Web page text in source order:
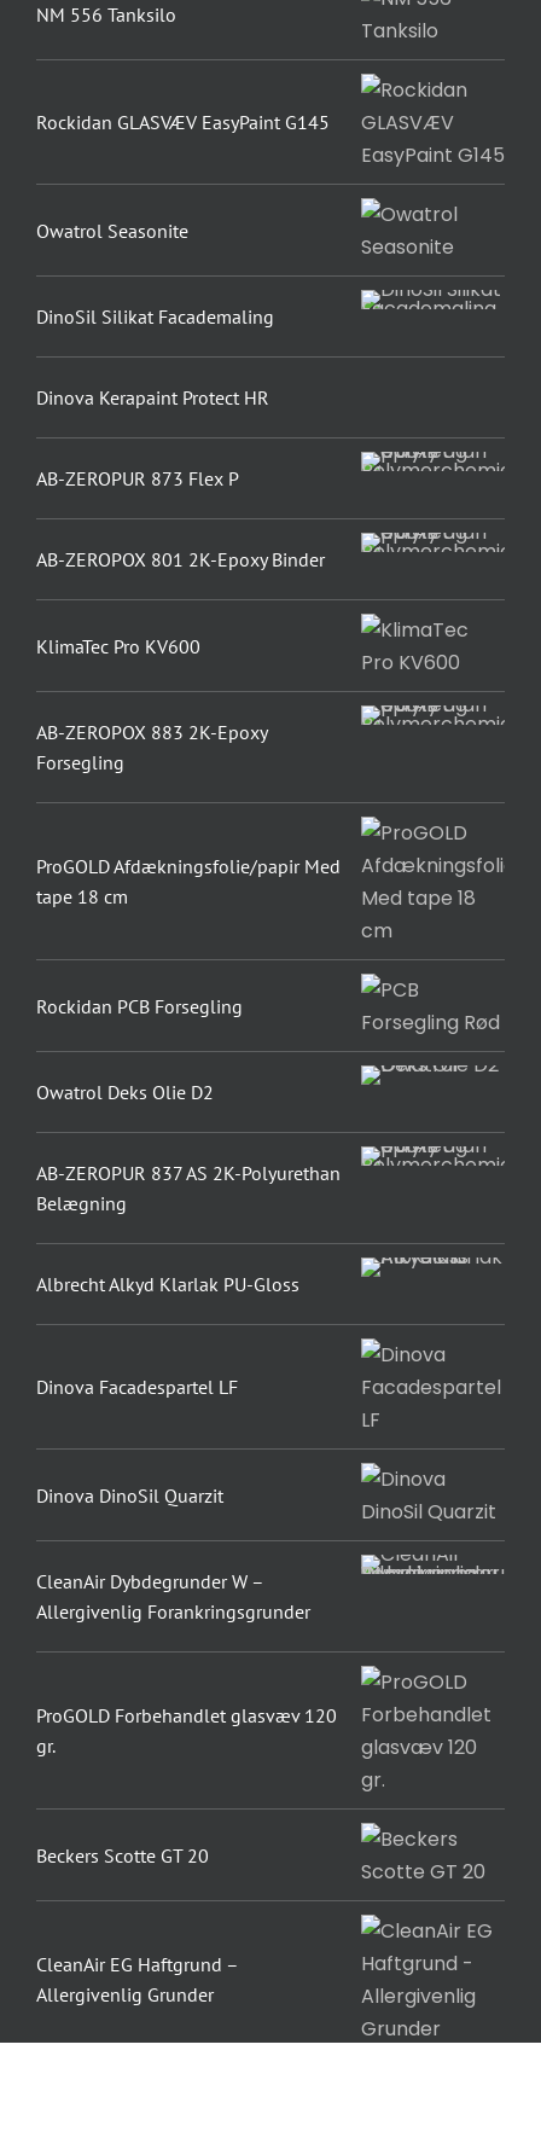
NM 556 Tanksilo
Rockidan GLASVÆV EasyPaint G145
Owatrol Seasonite
DinoSil Silikat Facademaling
Dinova Kerapaint Protect HR
AB-ZEROPUR 873 Flex P
AB-ZEROPOX 801 2K-Epoxy Binder
KlimaTec Pro KV600
AB-ZEROPOX 883 2K-Epoxy
Forsegling
ProGOLD Afdækningsfolie/papir Med
tape 18 cm
Rockidan PCB Forsegling
Owatrol Deks Olie D2
AB-ZEROPUR 837 AS 2K-Polyurethan
Belægning
Albrecht Alkyd Klarlak PU-Gloss
Dinova Facadespartel LF
Dinova DinoSil Quarzit
CleanAir Dybdegrunder W –
Allergivenlig Forankringsgrunder
ProGOLD Forbehandlet glasvæv 120
gr.
Beckers Scotte GT 20
CleanAir EG Haftgrund –
Allergivenlig Grunder